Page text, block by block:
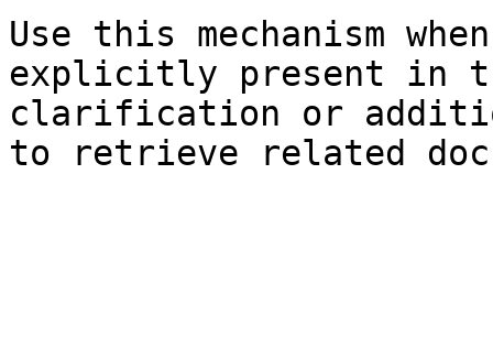
Use this mechanism
explicitly present in
clarification or